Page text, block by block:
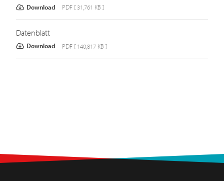
Download PDF [ 31,761 KB ]
Datenblatt
Download PDF [ 140,817 KB ]